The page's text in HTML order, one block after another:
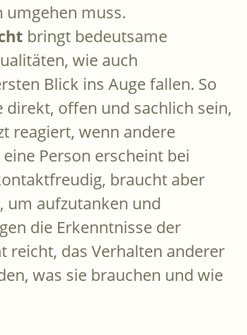
umgehen muss.
bringt bedeutsame
wie auch
Blick ins Auge fallen. So
direkt, offen und sachlich sein,
reagiert, wenn andere
Person erscheint bei
braucht aber
um aufzutanken und
die Erkenntnisse der
reicht, das Verhalten anderer
was sie brauchen und wie